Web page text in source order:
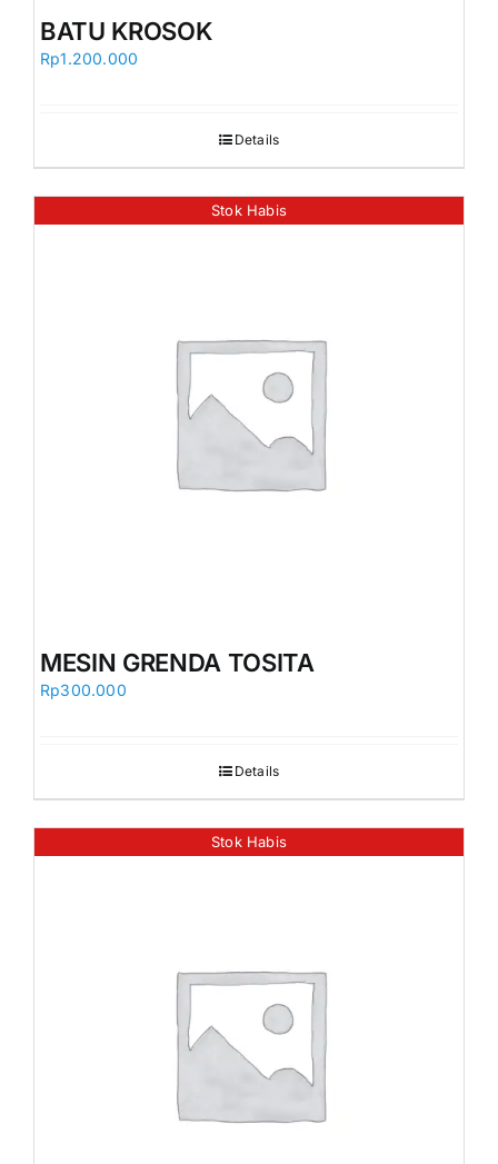
Orders
BATU KROSOK
Rp1.200.000
Details
Stok Habis
MESIN GRENDA TOSITA
Rp300.000
Details
Stok Habis